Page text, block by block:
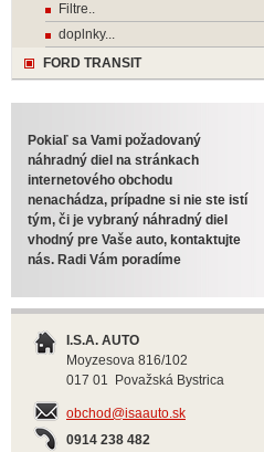
Filtre..
doplnky...
FORD TRANSIT
Pokiaľ sa Vami požadovaný
náhradný diel na stránkach
internetového obchodu
nenachádza, prípadne si nie ste istí
tým, či je vybraný náhradný diel
vhodný pre Vaše auto, kontaktujte
nás. Radi Vám poradíme
I.S.A. AUTO
Moyzesova 816/102
017 01 Považská Bystrica
obchod@isaauto.sk
0914 238 482